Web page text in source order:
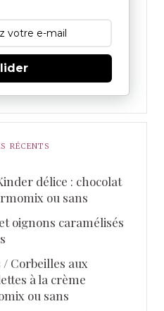
RÉCENTS
délice : chocolat
ou sans
oignons caramélisés
Corbeilles aux
à la crème
ou sans